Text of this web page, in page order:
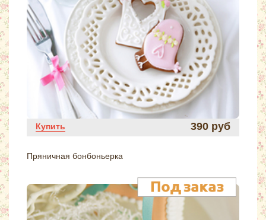
Купить 390 руб
Пряничная бонбоньерка